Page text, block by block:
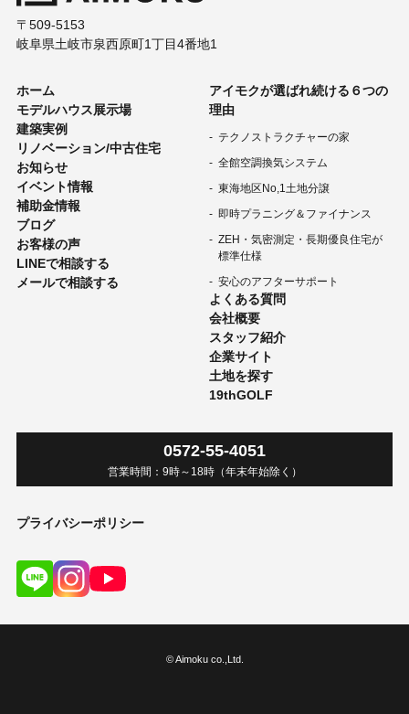
〒509-5153
岐阜県土岐市泉西原町1丁目4番地1
ホーム
モデルハウス展示場
建築実例
リノベーション/中古住宅
お知らせ
イベント情報
補助金情報
ブログ
お客様の声
LINEで相談する
メールで相談する
アイモクが選ばれ続ける６つの
理由
テクノストラクチャーの家
全館空調換気システム
東海地区No,1土地分譲
即時プラニング＆ファイナンス
ZEH・気密測定・長期優良住宅が
標準仕様
安心のアフターサポート
よくある質問
会社概要
スタッフ紹介
企業サイト
土地を探す
19thGOLF
0572-55-4051
営業時間： 9時～ 18時（年末年始除く）
プライバシーポリシー
© Aimoku co.,Ltd.